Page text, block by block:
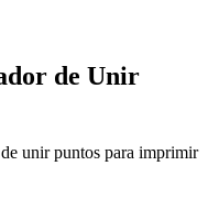
de Unir
unir puntos para imprimir